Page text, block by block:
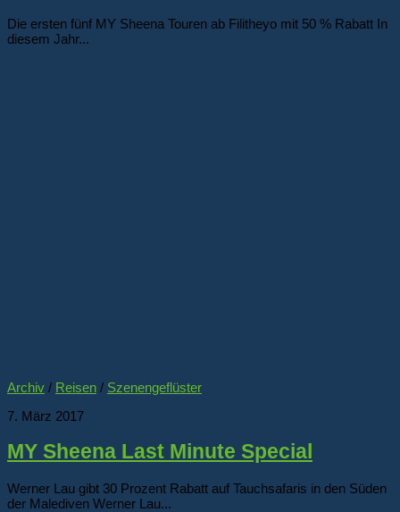
Die ersten fünf MY Sheena Touren ab Filitheyo mit 50 % Rabatt In
diesem Jahr...
Archiv / Reisen / Szenengeflüster
7. März 2017
MY Sheena Last Minute Special
Werner Lau gibt 30 Prozent Rabatt auf Tauchsafaris in den Süden
der Malediven Werner Lau...